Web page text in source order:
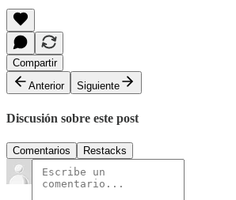
Compartir
Anterior
Siguiente
Discusión sobre este post
Comentarios Restacks